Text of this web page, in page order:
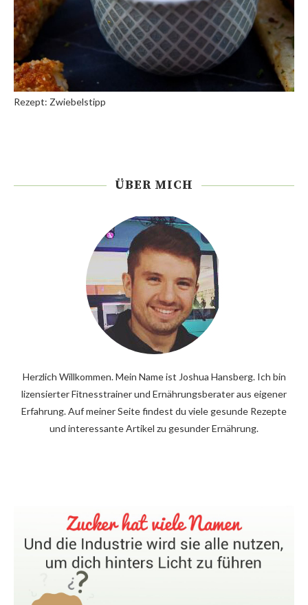
Rezept: Zwiebelstipp
ÜBER MICH
Herzlich Willkommen. Mein Name ist Joshua Hansberg. Ich bin
lizensierter Fitnesstrainer und Ernährungsberater aus eigener
Erfahrung. Auf meiner Seite findest du viele gesunde Rezepte
und interessante Artikel zu gesunder Ernährung.